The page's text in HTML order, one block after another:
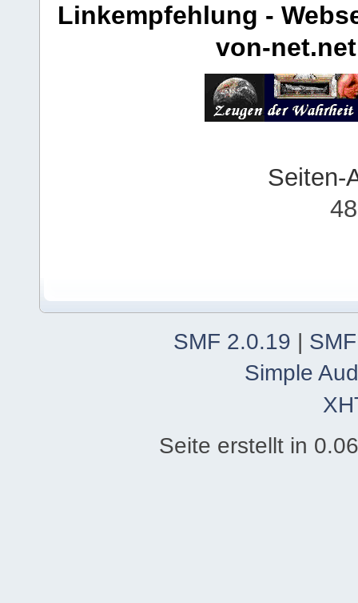
Linkempfehlung -
von-net.net
Seiten-
SMF 2.0.19
Simple
Seite erstellt in